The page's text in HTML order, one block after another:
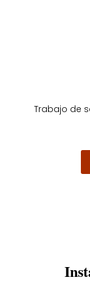
Trabajo de